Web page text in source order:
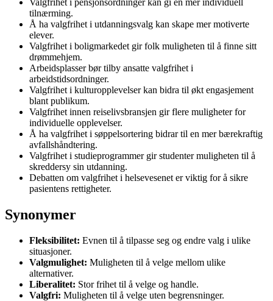
tilnærming.
Å ha valgfrihet i utdanningsvalg kan skape mer motiverte
elever.
Valgfrihet i boligmarkedet gir folk muligheten til å finne sitt
drømmehjem.
Arbeidsplasser bør tilby ansatte valgfrihet i
arbeidstidsordninger.
Valgfrihet i kulturopplevelser kan bidra til økt engasjement
blant publikum.
Valgfrihet innen reiselivsbransjen gir flere muligheter for
individuelle opplevelser.
Å ha valgfrihet i søppelsortering bidrar til en mer bærekraftig
avfallshåndtering.
Valgfrihet i studieprogrammer gir studenter muligheten til å
skreddersy sin utdanning.
Debatten om valgfrihet i helsevesenet er viktig for å sikre
pasientens rettigheter.
Synonymer
Fleksibilitet: Evnen til å tilpasse seg og endre valg i ulike
situasjoner.
Valgmulighet: Muligheten til å velge mellom ulike
alternativer.
Liberalitet: Stor frihet til å velge og handle.
Valgfri: Muligheten til å velge uten begrensninger.